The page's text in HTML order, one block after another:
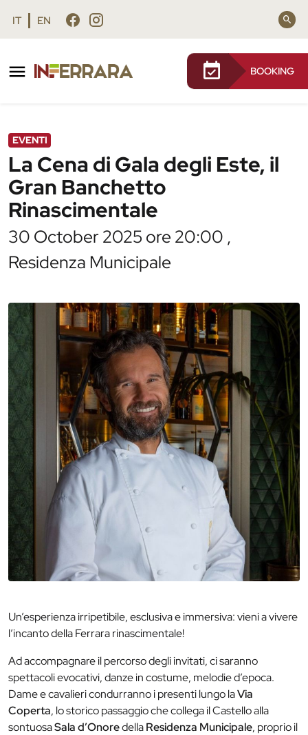
Vai al contenuto principale
Vai al footer
IT EN
BOOKING
La Cena di Gala degli Este, il Gran
EVENTI
La Cena di Gala degli Este, il
Gran Banchetto
Rinascimentale
30 October 2025 ore 20:00 ,
Residenza Municipale
Un’esperienza irripetibile, esclusiva e immersiva: vieni a vivere
l’incanto della Ferrara rinascimentale!
Ad accompagnare il percorso degli invitati, ci saranno
spettacoli evocativi, danze in costume, melodie d’epoca.
Dame e cavalieri condurranno i presenti lungo laVia
Coperta, lo storico passaggio che collega il Castello alla
sontuosaSala d’OnoredellaResidenza Municipale, proprio il